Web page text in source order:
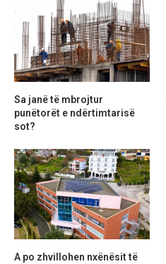
Sa janë të mbrojtur
punëtorët e ndërtimtarisë
sot?
A po zhvillohen nxënësit të